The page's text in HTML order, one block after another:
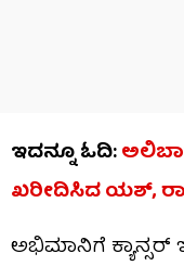
ಇದನ್ನೂ ಓದಿ:
ಖರೀದಿಸಿದ ಯಶ್,
ಅಭಿಮಾನಿಗೆ ಕ್ಯಾನ್ಸರ್